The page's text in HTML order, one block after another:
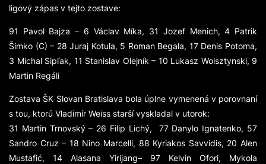
ligový zápas v tejto zostave:
91 Pavol Bajza – 6 Václav Míka, 31 Jozef Menich, 4 Patrik
Šimko (C) – 28 Juraj Kotula, 5 Roman Begala, 17 Denis Potoma,
3 Michal Sipľak, 11 Stanislav Olejník – 10 Lukasz Wolsztynski, 9
Martin Regáli
Zostava ŠK Slovan Bratislava bola úplne vymenená v porovnaní
s tou, ktorú Vladimír Weiss starší vyskladal v utorok:
31 Martin Trnovský – 26 Filip Lichý, 77 Danylo Ignatenko, 57
Sandro Cruz – 18 Nino Marcelli, 88 Kyriakos Savvidis, 20 Alen
Mustafić, 14 Alasana Yirijang– 97 Kelvin Ofori, Mykola